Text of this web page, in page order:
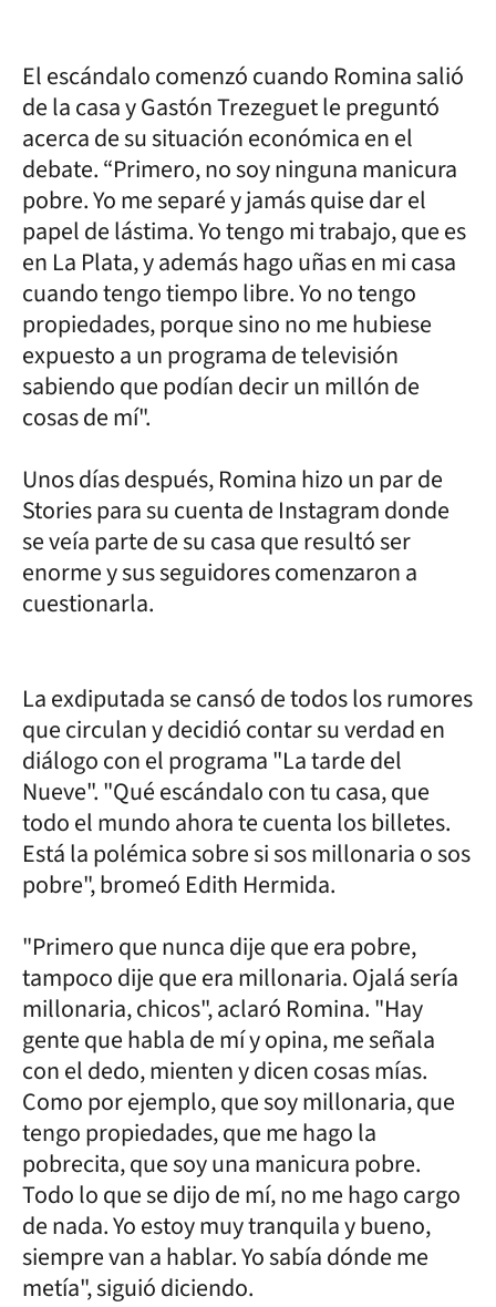
El escándalo comenzó cuando Romina salió
de la casa y Gastón Trezeguet le preguntó
acerca de su situación económica en el
debate. “Primero, no soy ninguna manicura
pobre. Yo me separé y jamás quise dar el
papel de lástima. Yo tengo mi trabajo, que es
en La Plata, y además hago uñas en mi casa
cuando tengo tiempo libre. Yo no tengo
propiedades, porque sino no me hubiese
expuesto a un programa de televisión
sabiendo que podían decir un millón de
cosas de mí".
Unos días después, Romina hizo un par de
Stories para su cuenta de Instagram donde
se veía parte de su casa que resultó ser
enorme y sus seguidores comenzaron a
cuestionarla.
La exdiputada se cansó de todos los rumores
que circulan y decidió contar su verdad en
diálogo con el programa "La tarde del
Nueve". "Qué escándalo con tu casa, que
todo el mundo ahora te cuenta los billetes.
Está la polémica sobre si sos millonaria o sos
pobre", bromeó Edith Hermida.
"Primero que nunca dije que era pobre,
tampoco dije que era millonaria. Ojalá sería
millonaria, chicos", aclaró Romina. "Hay
gente que habla de mí y opina, me señala
con el dedo, mienten y dicen cosas mías.
Como por ejemplo, que soy millonaria, que
tengo propiedades, que me hago la
pobrecita, que soy una manicura pobre.
Todo lo que se dijo de mí, no me hago cargo
de nada. Yo estoy muy tranquila y bueno,
siempre van a hablar. Yo sabía dónde me
metía", siguió diciendo.